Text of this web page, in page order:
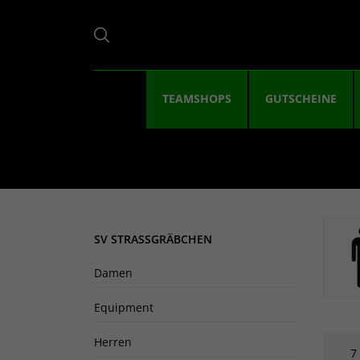
TEAMSHOPS GUTSCHEINE
SV STRASSGRÄBCHEN
Damen
Equipment
Herren
7